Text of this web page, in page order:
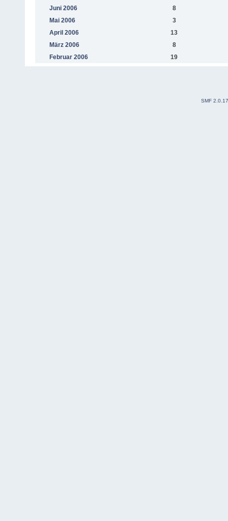
Juni 2006
8
Mai 2006
3
April 2006
13
März 2006
8
Februar 2006
19
SMF 2.0.17